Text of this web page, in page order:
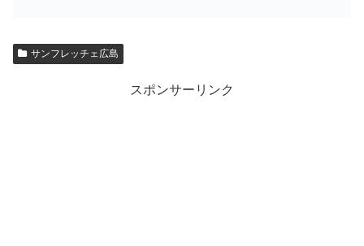
サンフレッチェ広島
スポンサーリンク